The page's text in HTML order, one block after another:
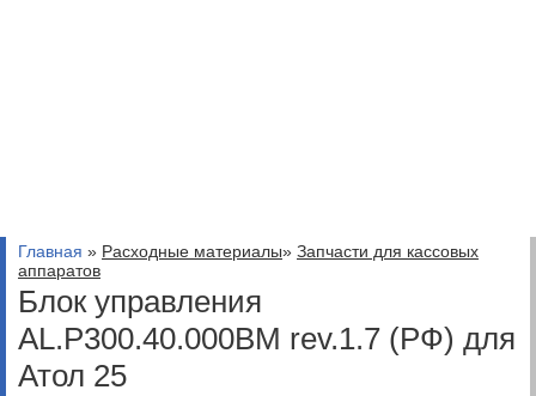
Главная » Расходные материалы» Запчасти для кассовых
аппаратов
Блок управления
AL.P300.40.000BM rev.1.7 (РФ) для
Атол 25